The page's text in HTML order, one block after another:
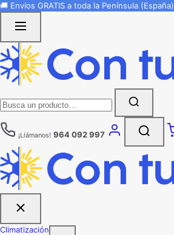
Saltar
contenido
🚚 Envíos GRATIS a toda la Península (España)
¡Llámanos! 964 092 997
Climatización